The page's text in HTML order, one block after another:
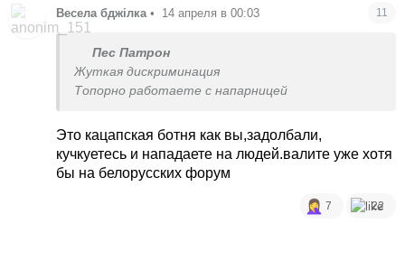
Весела бджілка • 14 апреля в 00:03 11
Пес Патрон
Жуткая дискриминация
Топорно работаете с напарницей
Это кацапская ботня как вы,задолбали,
кучкуетесь и нападаете на людей.валите уже хотя
бы на белорусских форум
7 22